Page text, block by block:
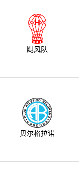
飓风队
贝尔格拉诺